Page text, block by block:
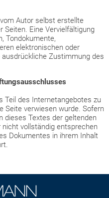
Autor selbst erstellte
Seiten. Eine Vervielfältigung
Tondokumente,
elektronischen oder
Zustimmung des
des Internetangebotes zu
Seite verwiesen wurde. Sofern
dieses Textes der geltenden
vollständig entsprechen
Dokumentes in ihrem Inhalt